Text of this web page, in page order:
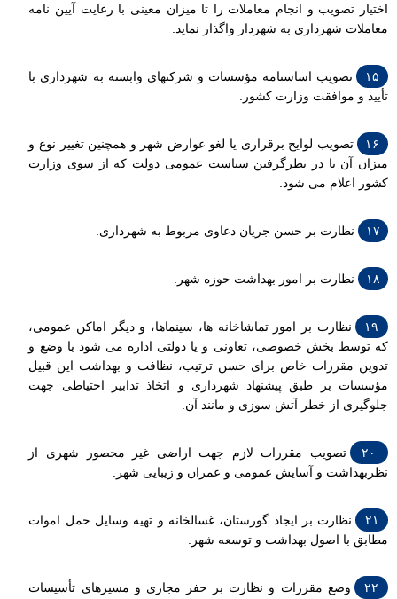
اختیار تصویب و انجام معاملات را تا میزان معینی با رعایت آیین نامه
معاملات شهرداری به شهردار واگذار نماید.
تصویب اساسنامه مؤسسات و شرکتهای وابسته به شهرداری با
تأیید و موافقت وزارت کشور.
تصویب لوایح برقراری یا لغو عوارض شهر و همچنین تغییر نوع و
میزان آن با در نظرگرفتن سیاست عمومی دولت که از سوی وزارت
کشور اعلام می شود.
نظارت بر حسن جریان دعاوی مربوط به شهرداری.
نظارت بر امور بهداشت حوزه شهر.
نظارت بر امور تماشاخانه ها، سینماها، و دیگر اماکن عمومی،
که توسط بخش خصوصی، تعاونی و یا دولتی اداره می شود با وضع و
تدوین مقررات خاص برای حسن ترتیب، نظافت و بهداشت این قبیل
مؤسسات بر طبق پیشنهاد شهرداری و اتخاذ تدابیر احتیاطی جهت
جلوگیری از خطر آتش سوزی و مانند آن.
تصویب مقررات لازم جهت اراضی غیر محصور شهری از
نظربهداشت و آسایش عمومی و عمران و زیبایی شهر.
نظارت بر ایجاد گورستان، غسالخانه و تهیه وسایل حمل اموات
مطابق با اصول بهداشت و توسعه شهر.
وضع مقررات و نظارت بر حفر مجاری و مسیرهای تأسیسات